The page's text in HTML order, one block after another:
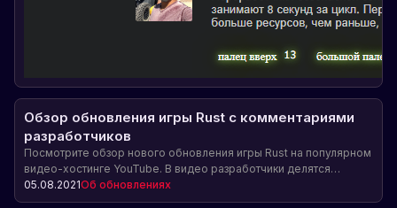
Обзор обновления игры Rust с комментариями
разработчиков
Посмотрите обзор нового обновления игры Rust на популярном
видео-хостинге YouTube. В видео разработчики делятся
свежими новостями о последних изменениях и улучшениях в
игре, а также делятся своими комментариями и советами.
05.08.2021Об обновлениях